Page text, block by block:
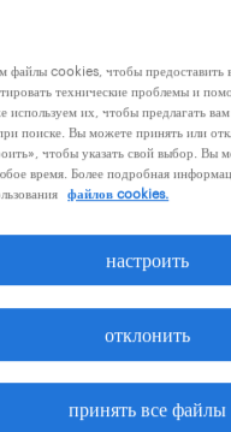
удалить
фильтров.
работу в
возможность
местонахождения.
название
и проверьте,
файлы cookies, чтобы предоставить
технические проблемы и
используем их, чтобы предлагать
поиске. Вы можете принять или
чтобы указать свой выбор. Вы
время. Более подробная
файлов cookies.
принять все файлы
отклонить
настроить